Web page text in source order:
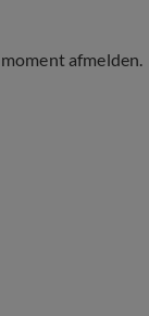
afmelden.